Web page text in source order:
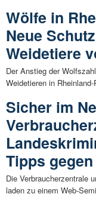
Wölfe in
Neue
Weidetiere
Der Anstieg der
Weidetieren in
Sicher im
Tipps
Die Verbraucherzentrale
laden zu einem Web-